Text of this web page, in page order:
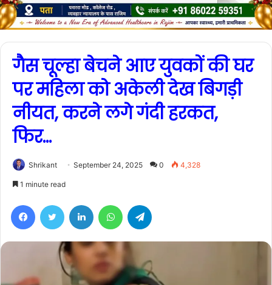
गैस चूल्हा बेचने आए युवकों की घर
पर महिला को अकेली देख बिगड़ी
नीयत, करने लगे गंदी हरकत,
फिर…
Shrikant September 24, 2025 0 4,328
1 minute read